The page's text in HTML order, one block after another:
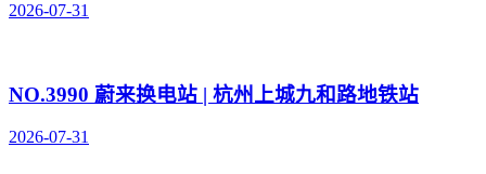
2026-07-31
NO.3990 蔚来换电站 | 杭州上城九和路地铁站
2026-07-31